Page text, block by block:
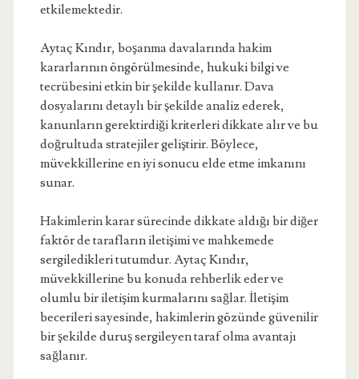
etkilemektedir.
Aytaç Kındır, boşanma davalarında hakim
kararlarının öngörülmesinde, hukuki bilgi ve
tecrübesini etkin bir şekilde kullanır. Dava
dosyalarını detaylı bir şekilde analiz ederek,
kanunların gerektirdiği kriterleri dikkate alır ve bu
doğrultuda stratejiler geliştirir. Böylece,
müvekkillerine en iyi sonucu elde etme imkanını
sunar.
Hakimlerin karar sürecinde dikkate aldığı bir diğer
faktör de tarafların iletişimi ve mahkemede
sergiledikleri tutumdur. Aytaç Kındır,
müvekkillerine bu konuda rehberlik eder ve
olumlu bir iletişim kurmalarını sağlar. İletişim
becerileri sayesinde, hakimlerin gözünde güvenilir
bir şekilde duruş sergileyen taraf olma avantajı
sağlanır.